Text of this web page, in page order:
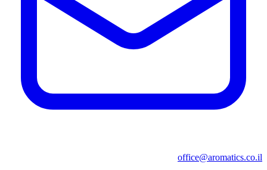
office@aromatics.co.il